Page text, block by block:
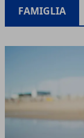
FAMIGLIA